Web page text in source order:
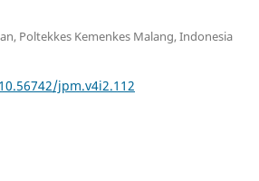
Poltekkes Kemenkes Malang, Indonesia
jpm.v4i2.112